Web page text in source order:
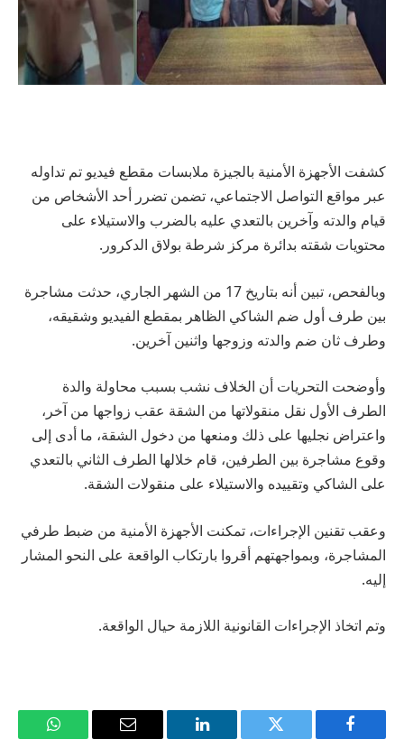
كشفت الأجهزة الأمنية بالجيزة ملابسات مقطع فيديو تم تداوله
عبر مواقع التواصل الاجتماعي، تضمن تضرر أحد الأشخاص من
قيام والدته وآخرين بالتعدي عليه بالضرب والاستيلاء على
محتويات شقته بدائرة مركز شرطة بولاق الدكرور.
وبالفحص، تبين أنه بتاريخ 17 من الشهر الجاري، حدثت مشاجرة
بين طرف أول ضم الشاكي الظاهر بمقطع الفيديو وشقيقه،
وطرف ثان ضم والدته وزوجها واثنين آخرين.
وأوضحت التحريات أن الخلاف نشب بسبب محاولة والدة
الطرف الأول نقل منقولاتها من الشقة عقب زواجها من آخر،
واعتراض نجليها على ذلك ومنعها من دخول الشقة، ما أدى إلى
وقوع مشاجرة بين الطرفين، قام خلالها الطرف الثاني بالتعدي
على الشاكي وتقييده والاستيلاء على منقولات الشقة.
وعقب تقنين الإجراءات، تمكنت الأجهزة الأمنية من ضبط طرفي
المشاجرة، وبمواجهتهم أقروا بارتكاب الواقعة على النحو المشار
إليه.
وتم اتخاذ الإجراءات القانونية اللازمة حيال الواقعة.
فيسبوك تويتر لينكدإن
البريد
واتساب